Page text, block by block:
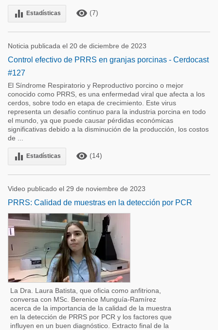
equalizer Estadísticas remove_red_eye (7)
Noticia publicada el 20 de diciembre de 2023
Control efectivo de PRRS en granjas porcinas - Cerdocast
#127
El Síndrome Respiratorio y Reproductivo porcino o mejor
conocido como PRRS, es una enfermedad viral que afecta a los
cerdos, sobre todo en etapa de crecimiento. Este virus
representa un desafío continuo para la industria porcina en todo
el mundo, ya que puede causar pérdidas económicas
significativas debido a la disminución de la producción, los costos
de ...
equalizer Estadísticas remove_red_eye (14)
Video publicado el 29 de noviembre de 2023
PRRS: Calidad de muestras en la detección por PCR
La Dra. Laura Batista, que oficia como anfitriona,
conversa con MSc. Berenice Munguía-Ramírez
acerca de la importancia de la calidad de la muestra
en la detección de PRRS por PCR y los factores que
influyen en un buen diagnóstico. Extracto final de la